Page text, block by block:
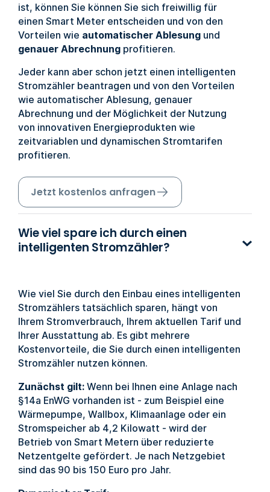
ist, können Sie können Sie sich freiwillig für
einen Smart Meter entscheiden und von den
Vorteilen wie automatischer Ablesungund
genauer Abrechnungprofitieren.
Jeder kann aber schon jetzt einen intelligenten
Stromzähler beantragen und von den Vorteilen
wie automatischer Ablesung, genauer
Abrechnung und der Möglichkeit der Nutzung
von innovativen Energieprodukten wie
zeitvariablen und dynamischen Stromtarifen
profitieren.
Jetzt kostenlos anfragen
Wie viel spare ich durch einen
intelligenten Stromzähler?
Wie viel Sie durch den Einbau eines intelligenten
Stromzählers tatsächlich sparen, hängt von
Ihrem Stromverbrauch, Ihrem aktuellen Tarif und
Ihrer Ausstattung ab. Es gibt mehrere
Kostenvorteile, die Sie durch einen intelligenten
Stromzähler nutzen können.
Zunächst gilt: Wenn bei Ihnen eine Anlage nach
§14a EnWG vorhanden ist - zum Beispiel eine
Wärmepumpe, Wallbox, Klimaanlage oder ein
Stromspeicher ab 4,2 Kilowatt - wird der
Betrieb von Smart Metern über reduzierte
Netzentgelte gefördert. Je nach Netzgebiet
sind das 90 bis 150 Euro pro Jahr.